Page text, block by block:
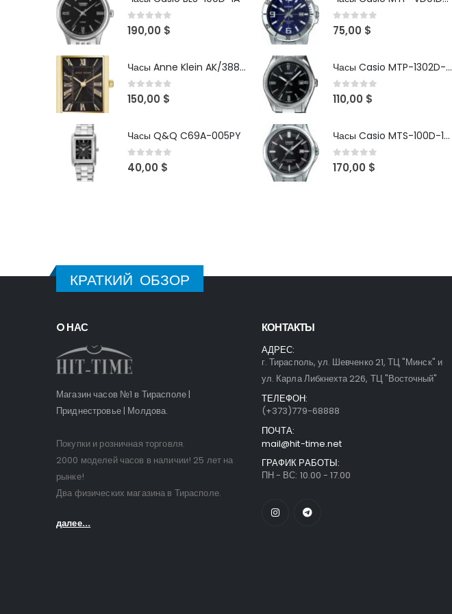
0out of 5
190,00 $
Часы Anne Klein AK/3882BKGB
0out of 5
150,00 $
Часы Q&Q C69A-005PY
0 out of 5
40,00 $
0out of 5
75,00 $
Часы Casio MTP-1302D-1A1VDF
0out of 5
110,00 $
Часы Casio MTS-100D-1AV
0out of 5
170,00 $
КРАТКИЙ ОБЗОР
O НАС
Магазин часов №1 в Тирасполе |
Приднестровье | Молдова.
Покупки и розничная торговля.
2000 моделей часов в наличии! 25 лет на
рынке!
Два физических магазина в Тирасполе.
далее...
КОНТАКТЫ
АДРЕС:
г. Тирасполь, ул. Шевченко 21, ТЦ "Минск" и
ул. Карла Либкнехта 226, ТЦ "Восточный"
ТЕЛЕФОН:
(+373)779-68888
ПОЧТА:
mail@hit-time.net
ГРАФИК РАБОТЫ:
ПН - ВС: 10.00 - 17.00